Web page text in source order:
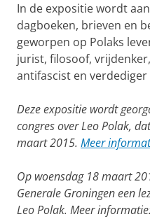
In de expositie wordt
dagboeken, brieven en
geworpen op Polaks
jurist, filosoof,
antifascist en
Deze expositie wordt
congres over Leo Polak,
maart 2015. Meer
Op woensdag 18 maart
Generale Groningen een
Leo Polak. Meer